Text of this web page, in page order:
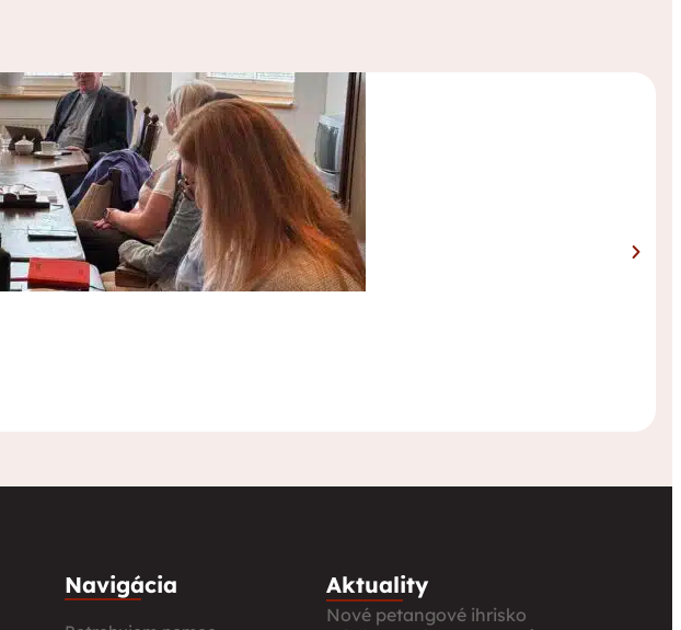
Navigácia Aktuality
Nové petangové ihrisko